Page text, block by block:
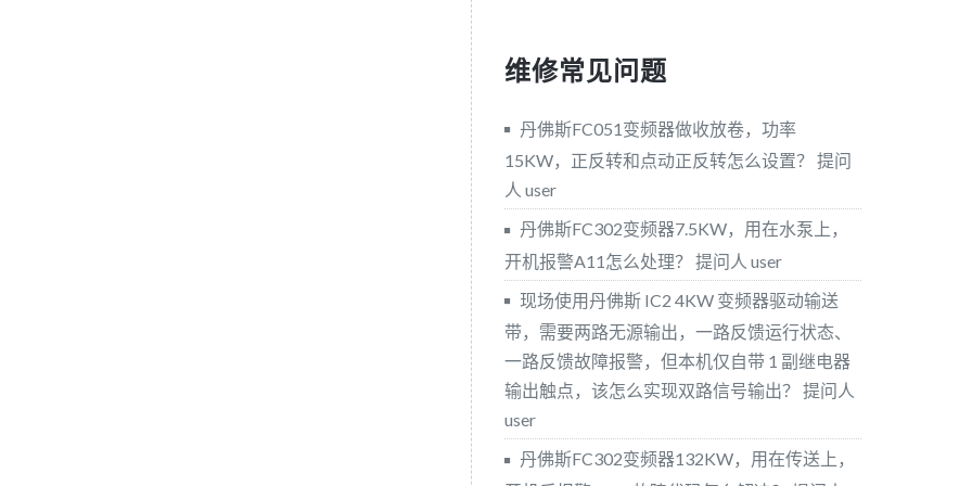
维修常见问题
丹佛斯FC051变频器做收放卷，功率
15KW，正反转和点动正反转怎么设置？ 提问
人 user
丹佛斯FC302变频器7.5KW，用在水泵上，
开机报警A11怎么处理？ 提问人 user
现场使用丹佛斯 IC2 4KW 变频器驱动输送
带，需要两路无源输出，一路反馈运行状态、
一路反馈故障报警，但本机仅自带 1 副继电器
输出触点，该怎么实现双路信号输出？ 提问人
user
丹佛斯FC302变频器132KW，用在传送上，